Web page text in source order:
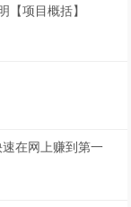
【项目概括】
在网上赚到第一